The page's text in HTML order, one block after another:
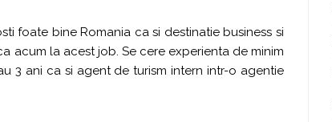
foate bine Romania ca si destinatie business si
acum la acest job. Se cere experienta de minim
3 ani ca si agent de turism intern intr-o agentie